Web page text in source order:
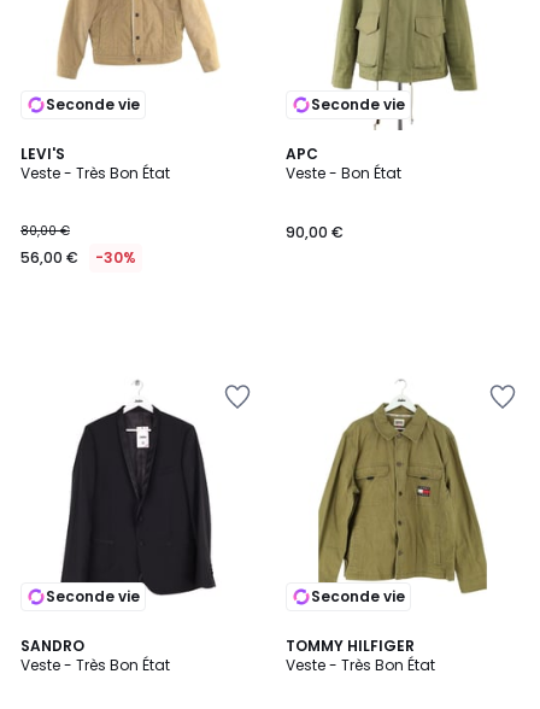
Seconde vie
LEVI'S
Veste - Très Bon État
80,00 €
56,00 € -30%
Seconde vie
APC
Veste - Bon État
90,00 €
Seconde vie
SANDRO
Veste - Très Bon État
Seconde vie
TOMMY HILFIGER
Veste - Très Bon État